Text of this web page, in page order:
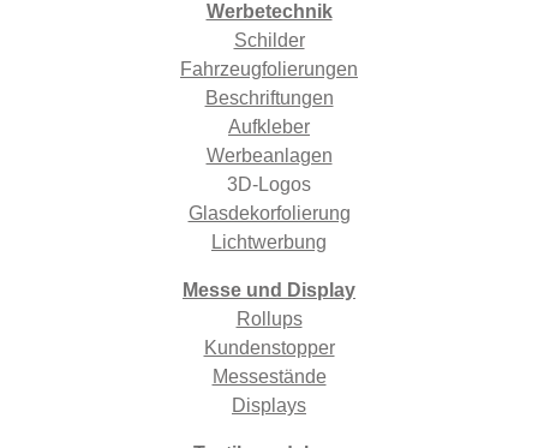
Werbetechnik
Schilder
Fahrzeugfolierungen
Beschriftungen
Aufkleber
Werbeanlagen
3D-Logos
Glasdekorfolierung
Lichtwerbung
Messe und Display
Rollups
Kundenstopper
Messestände
Displays